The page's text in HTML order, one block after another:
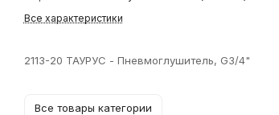
Все характеристики
2113-20 ТАУРУС - Пневмоглушитель, G3/4"
Все товары категории